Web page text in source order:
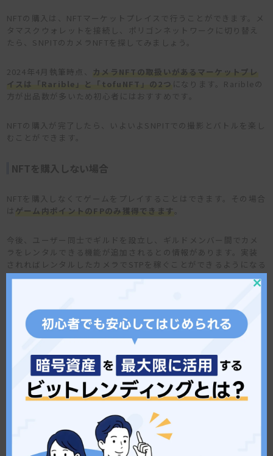
NFTの購入は、NFTマーケットプレイスで行うことができます。メ
タマスクウォレットを接続し、ポリゴンネットワークに切り替え
たら、SNPITのカメラNFTを探してみましょう。
2024年4月執筆時点、
カメラNFTの取扱いがあるマーケットプレ
イスは 「Rarible」と「tofuNFT」の2つ になります。Raribleの
方が出品数が多いため初心者にはおすすめです。
NFTの購入が完了したら、いよいよSNPITでの撮影とバトルを楽し
むことができます。
NFTを購入しない場合
NFTを購入しなくてゲームをプレイすることはできます。その場合
は ゲーム内ポイントのFPのみ獲得できます
今後、ユーザー同士でギルドを設立し、ギルドメンバー間でカメ
ラをレンタルできる機能が追加されるとの情報があります。実装
されればレンタルしたカメラでSTPを稼ぐことができるようになる
かもしれません。
SNPITの稼ぎ方
本項では一番興味をもたれるであろう、SNPITで遊びながら仮想
通貨（暗号資産）を稼ぐ方法を説明していきます。どのような仕
組みで仮想通貨（暗号資産）を獲得するのかぜひ確認してみてく
ださい。